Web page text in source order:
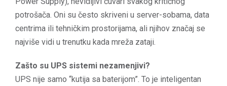
potrošača. Oni su često skriveni u server-sobama, data
centrima ili tehničkim prostorijama, ali njihov značaj se
najviše vidi u trenutku kada mreža zataji.
Zašto su UPS sistemi nezamenjivi?
UPS nije samo “kutija sa baterijom”. To je inteligentan